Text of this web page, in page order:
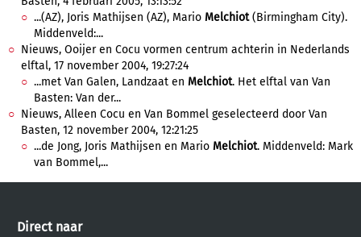
...(AZ), Joris Mathijsen (AZ), Mario Melchiot(Birmingham City).
Middenveld:...
Nieuws, Ooijer en Cocu vormen centrum achterin in Nederlands
elftal, 17 november 2004, 19:27:24
...met Van Galen, Landzaat en Melchiot. Het elftal van Van
Basten: Van der...
Nieuws, Alleen Cocu en Van Bommel geselecteerd door Van
Basten, 12 november 2004, 12:21:25
...de Jong, Joris Mathijsen en Mario Melchiot. Middenveld: Mark
van Bommel,...
Direct naar